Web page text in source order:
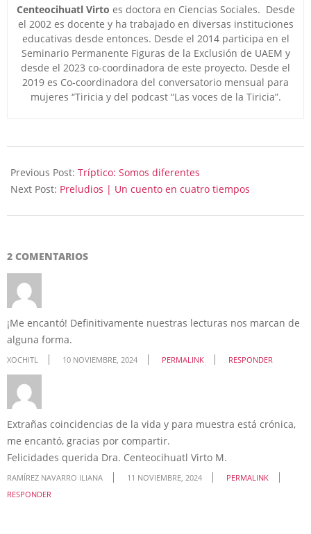
Centeocihuatl Virto es doctora en Ciencias Sociales. Desde
el 2002 es docente y ha trabajado en diversas instituciones
educativas desde entonces. Desde el 2014 participa en el
Seminario Permanente Figuras de la Exclusión de UAEM y
desde el 2023 co-coordinadora de este proyecto. Desde el
2019 es Co-coordinadora del conversatorio mensual para
mujeres “Tiricia y del podcast “Las voces de la Tiricia”.
11-
10
Previous Post: Tríptico: Somos diferentes
Next Post: Preludios | Un cuento en cuatro tiempos
2 COMENTARIOS
¡Me encantó! Definitivamente nuestras lecturas nos marcan de
alguna forma.
XOCHITL 10 NOVIEMBRE, 2024 PERMALINK RESPONDER
Extrañas coincidencias de la vida y para muestra está crónica,
me encantó, gracias por compartir.
Felicidades querida Dra. Centeocihuatl Virto M.
RAMÍREZ NAVARRO ILIANA 11 NOVIEMBRE, 2024
PERMALINK
RESPONDER